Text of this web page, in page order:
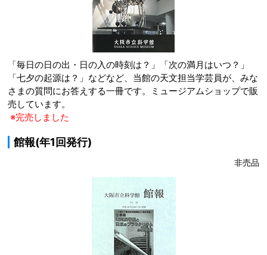
「毎日の日の出・日の入の時刻は？」「次の満月はいつ？」
「七夕の起源は？」などなど、当館の天文担当学芸員が、みな
さまの質問にお答えする一冊です。ミュージアムショップで販
売しています。
※完売しました
館報(年1回発行)
非売品